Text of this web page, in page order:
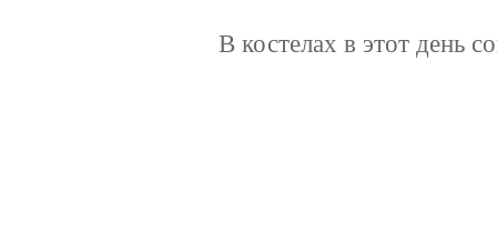
В костелах в этот день